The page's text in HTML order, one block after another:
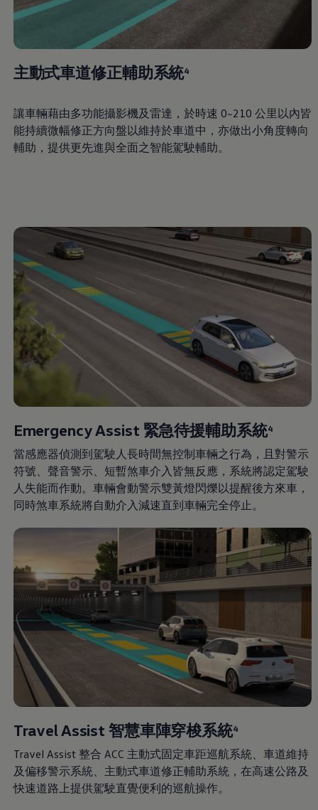
主動式車道修正輔助系統4
讓車輛藉由多功能攝影機及雷達，於時速 0~210 公里以內皆
能持續微幅修正方向盤以維持於車道中，亦做出小角度轉向
輔助，提供更先進與全面之智能駕駛輔助。
Emergency Assist 緊急待援輔助系統4
當感應器偵測到駕駛人長時間無控制車輛之行為，且對警示
符號、聲音警示、短暫煞車介入皆無反應，系統將認定駕駛
人失能而作動。車輛會動警示雙黃燈閃爍以提醒後方來車，
同時煞車系統將自動介入減速直到車輛完全停止。
Travel Assist 智慧車陣穿梭系統4
Travel Assist 整合 ACC 主動式固定車距巡航系統、車道維持
及偏移警示系統、主動式車道修正輔助系統，在高速公路及
快速道路上提供駕駛直覺便利的巡航操作。